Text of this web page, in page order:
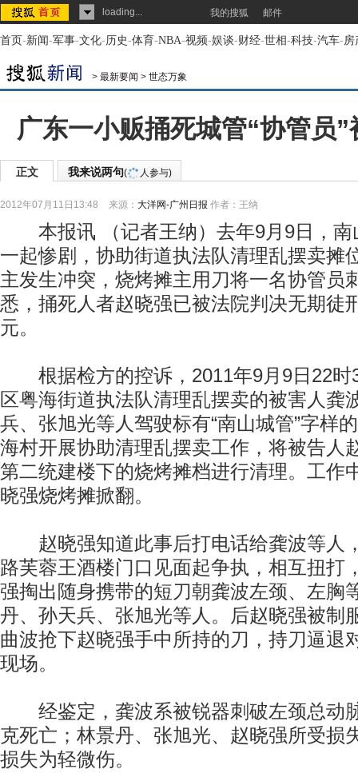
loading... 我的搜狐 邮件
首页-新闻-军事-文化-历史-体育-NBA-视频-娱谈-财经-世相-科技-汽车-房
> 最新要闻 > 世态万象
广东一小贩捅死城管“协管员
正文 我来说两句( 人参与)
2012年07月11日13:48 来源： 大洋网-广州日报 作者：王纳
本报讯 （记者王纳）去年9月9日，南
一起惨剧，协助街道执法队清理乱摆卖摊
主发生冲突，烧烤摊主用刀将一名协管员
悉，捅死人者赵晓强已被法院判决无期徒
元。
根据检方的控诉，2011年9月9日22时
区粤海街道执法队清理乱摆卖的被害人龚
兵、张旭光等人驾驶标有“南山城管”字样
海村开展协助清理乱摆卖工作，将被告人
第二统建楼下的烧烤摊档进行清理。工作
晓强烧烤摊掀翻。
赵晓强知道此事后打电话给龚波等人
路芙蓉王酒楼门口见面起争执，相互扭打
强掏出随身携带的短刀朝龚波左颈、左胸
丹、孙天兵、张旭光等人。后赵晓强被制
曲波抢下赵晓强手中所持的刀，持刀逼退
现场。
经鉴定，龚波系被锐器刺破左颈总动
克死亡；林景丹、张旭光、赵晓强所受损
损失为轻微伤。